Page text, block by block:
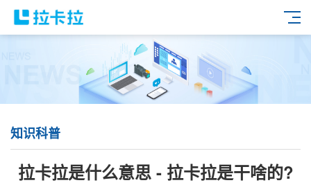
知识科普
拉卡拉是什么意思 - 拉卡拉是干啥的?